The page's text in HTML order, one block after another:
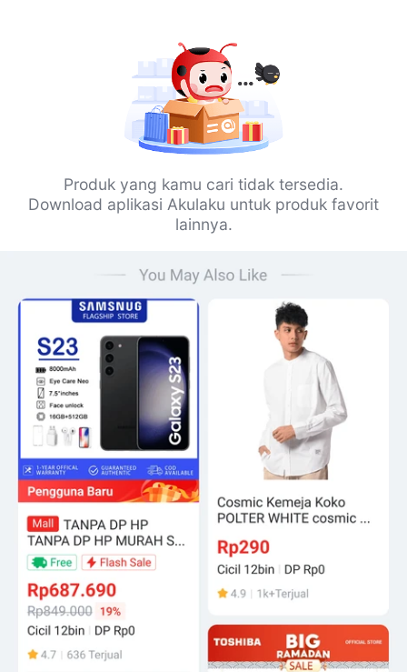
Produk yang kamu cari tidak tersedia.
Download aplikasi Akulaku untuk produk favorit
lainnya.